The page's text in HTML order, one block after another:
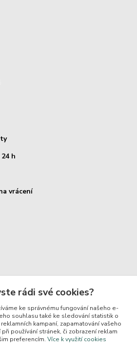
h
vrácení
podpora
997
- 13:30 |
rádi své cookies?
ke správnému fungování našeho e-
souhlasu také ke sledování statistik o
kampaní, zapamatování vašeho
používání stránek, či zobrazení reklam
preferencím. Více k využití cookies